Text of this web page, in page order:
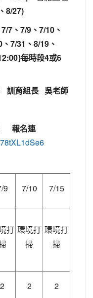
8/27)
7、7/9、7/10、
7/31、8/19、
每時段4或6
訓育組長 吳老師
報名連
9 7/10 7/15
打 環境打
掃
環境打
掃
2 2 2